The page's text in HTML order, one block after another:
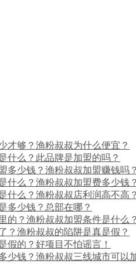
才够？渔粉叔叔为什么便宜？
什么？此品牌是加盟的吗？
多少钱？渔粉叔叔加盟赚钱吗？
什么？渔粉叔叔加盟费多少钱？
什么？渔粉叔叔店利润高不高？
多少钱？总部在哪？
的？渔粉叔叔加盟条件是什么？
？渔粉叔叔的陷阱是真是假？
假的？好项目不怕谣言！
少钱？渔粉叔叔三线城市可以